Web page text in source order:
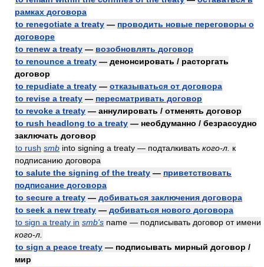
рамках договора
to renegotiate a treaty — проводить новые переговоры о
договоре
to renew a treaty — возобновлять договор
to renounce a treaty — денонсировать / расторгать
договор
to repudiate a treaty — отказываться от договора
to revise a treaty — пересматривать договор
to revoke a treaty — аннулировать / отменять договор
to rush headlong to a treaty — необдуманно / безрассудно
заключать договор
to rush smb into signing a treaty — подталкивать кого-л. к
подписанию договора
to salute the signing of the treaty — приветствовать
подписание договора
to secure a treaty — добиваться заключения договора
to seek a new treaty — добиваться нового договора
to sign a treaty in smb's name — подписывать договор от имени
кого-л.
to sign a peace treaty — подписывать мирный договор /
мир